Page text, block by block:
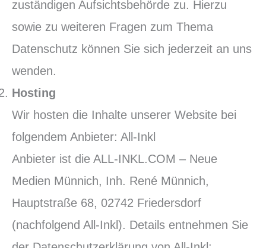
zuständigen Aufsichtsbehörde zu. Hierzu
sowie zu weiteren Fragen zum Thema
Datenschutz können Sie sich jederzeit an uns
wenden.
Hosting
Wir hosten die Inhalte unserer Website bei
folgendem Anbieter: All-Inkl
Anbieter ist die ALL-INKL.COM – Neue
Medien Münnich, Inh. René Münnich,
Hauptstraße 68, 02742 Friedersdorf
(nachfolgend All-Inkl). Details entnehmen Sie